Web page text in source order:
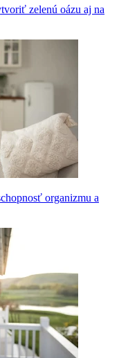
zelenú oázu aj na
organizmu a